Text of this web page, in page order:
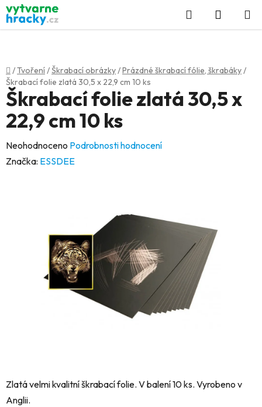
Přejít
na
obsah
Hledat
KOŠÍK
Domů
/Tvoření/Škrabací obrázky/Prázdné škrabací fólie, škrabáky/
Škrabací folie zlatá 30,5 x 22,9 cm 10 ks
Zlatá velmi kvalitní škrabací folie. V balení 10 ks. Vyrobeno v
Anglii.
Škrabací folie zlatá 30,5 x
22,9 cm 10 ks
Průměrné
hodnocení
Neohodnoceno Podrobnosti hodnocení
Značka: ESSDEE